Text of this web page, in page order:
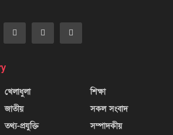
খেলাধুলা
জাতীয়
তথ্য-প্রযুক্তি
শিক্ষা
সকল সংবাদ
সম্পাদকীয়